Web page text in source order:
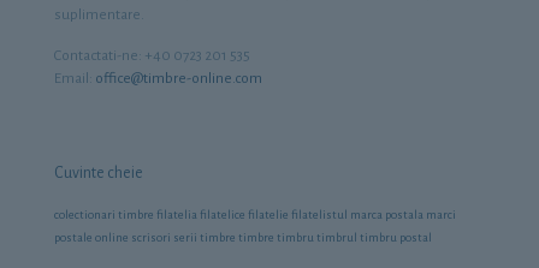
suplimentare.
Contactati-ne: +40 0723 201 535
Email: office@timbre-online.com
Cuvinte cheie
colectionari timbre filatelia filatelice filatelie filatelistul marca postala marci
postale online scrisori serii timbre timbre timbru timbrul timbru postal